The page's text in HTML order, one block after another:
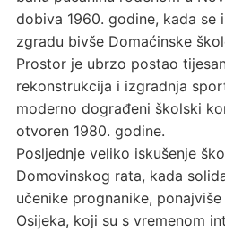
dobiva 1960. godine, kada se
zgradu bivše Domaćinske
Prostor je ubrzo postao
rekonstrukcija i izgradnja
moderno dograđeni školski
otvoren 1980. godine.
Posljednje veliko iskušenje
Domovinskog rata, kada
učenike prognanike,
Osijeka, koji su s vremenom